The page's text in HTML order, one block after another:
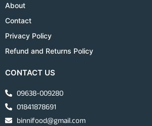
About
Contact
Privacy Policy
Refund and Returns Policy
CONTACT US
09638-009280
01841878691
binnifood@gmail.com